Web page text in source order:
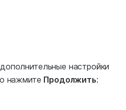
настройки
нажмите Продолжить: